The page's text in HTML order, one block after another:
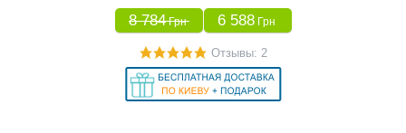
8 784 Грн 6 588 Грн
Отзывы: 2